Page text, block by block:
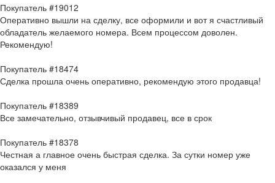
Покупатель #19012
Оперативно вышли на сделку, все оформили и вот я счастливый
обладатель желаемого номера. Всем процессом доволен.
Рекомендую!
Покупатель #18474
Сделка прошла очень оперативно, рекомендую этого продавца!
Покупатель #18389
Все замечательно, отзывчивый продавец, все в срок
Покупатель #18378
Честная а главное очень быстрая сделка. За сутки номер уже
оказался у меня